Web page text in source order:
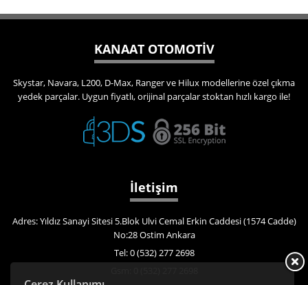
KANAAT OTOMOTİV
Skystar, Navara, L200, D-Max, Ranger ve Hilux modellerine özel çıkma
yedek parçalar. Uygun fiyatlı, orijinal parçalar stoktan hızlı kargo ile!
İletişim
Adres: Yıldız Sanayi Sitesi 5.Blok Ulvi Cemal Erkin Caddesi (1574 Cadde)
No:28 Ostim Ankara
Tel: 0 (532) 277 2698